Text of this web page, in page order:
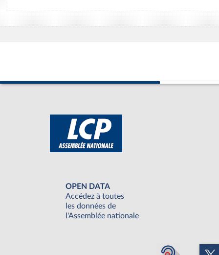
OPEN DATA
Accédez à toutes
les données de
l'Assemblée nationale